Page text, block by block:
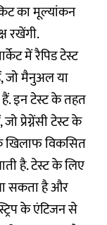
का मूल्यांकन
रखेंगी.
में रैपिड टेस्ट
जो मैनुअल या
हैं. इन टेस्ट के तहत
प्रेग्नेंसी टेस्ट के
खिलाफ विकसित
है. टेस्ट के लिए
सकता है और
के एंटिजन से